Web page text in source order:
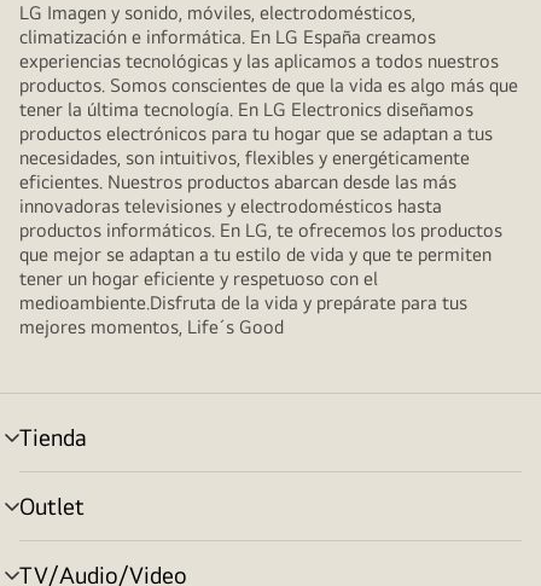
LG Imagen y sonido, móviles, electrodomésticos,
climatización e informática. En LG España creamos
experiencias tecnológicas y las aplicamos a todos nuestros
productos. Somos conscientes de que la vida es algo más que
tener la última tecnología. En LG Electronics diseñamos
productos electrónicos para tu hogar que se adaptan a tus
necesidades, son intuitivos, flexibles y energéticamente
eficientes. Nuestros productos abarcan desde las más
innovadoras televisiones y electrodomésticos hasta
productos informáticos. En LG, te ofrecemos los productos
que mejor se adaptan a tu estilo de vida y que te permiten
tener un hogar eficiente y respetuoso con el
medioambiente.Disfruta de la vida y prepárate para tus
mejores momentos, Life´s Good
Tienda
Alternar
menú
Outlet
Alternar
menú
TV/Audio/Video